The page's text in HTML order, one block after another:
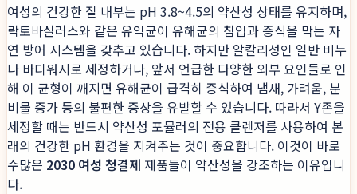
여성의 건강한 질 내부는 pH 3.8~4.5의 약산성 상태를 유지하며,
락토바실러스와 같은 유익균이 유해균의 침입과 증식을 막는 자
연 방어 시스템을 갖추고 있습니다. 하지만 알칼리성인 일반 비누
나 바디워시로 세정하거나, 앞서 언급한 다양한 외부 요인들로 인
해 이 균형이 깨지면 유해균이 급격히 증식하여 냄새, 가려움, 분
비물 증가 등의 불편한 증상을 유발할 수 있습니다. 따라서 Y존을
세정할 때는 반드시 약산성 포뮬러의 전용 클렌저를 사용하여 본
래의 건강한 pH 환경을 지켜주는 것이 중요합니다. 이것이 바로
수많은 2030 여성 청결제 제품들이 약산성을 강조하는 이유입니
다.